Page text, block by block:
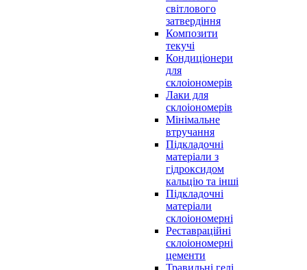
світлового
затвердіння
Композити
текучі
Кондиціонери
для
склоіономерів
Лаки для
склоіономерів
Мінімальне
втручання
Підкладочні
матеріали з
гідроксидом
кальцію та інші
Підкладочні
матеріали
склоіономерні
Реставраційні
склоіономерні
цементи
Травильні гелі